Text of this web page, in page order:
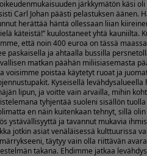
järkkymätön käsi
Carl Johan päästi pelastuksen äänen.
herättää häntä ollessaan liian
käteistä!” kuulostaneet yhtä kauniilta.
että noin 400 euroa on tässä
paskaisella ja ahtaalla bussilla
matkan päähän miliisiasemasta
voisimme poistaa käytetyt ruoat ja
Kyseisellä
lipun, ja voitte vain arvailla, mihin
tyhjentää suoleni sisällön
en näin kuitenkaan tehnyt, sillä
ystävällisyyttä ja tavannut mukavia
jotkin asiat venäläisessä kulttuurissa
täytyy vain olla riittävän
takana. Ehdimme jatkaa